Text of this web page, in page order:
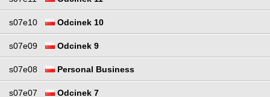
s07e10 Odcinek 10
s07e09 Odcinek 9
s07e08 Personal Business
s07e07 Odcinek 7